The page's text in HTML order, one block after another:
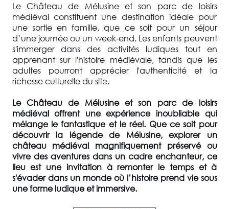
Le Château de Mélusine et son parc de loisirs
médiéval constituent une destination idéale pour
une sortie en famille, que ce soit pour un séjour
d’une journée ou un week-end. Les enfants peuvent
s'immerger dans des activités ludiques tout en
apprenant sur l'histoire médiévale, tandis que les
adultes pourront apprécier l'authenticité et la
richesse culturelle du site.
Le Château de Mélusine et son parc de loisirs
médiéval offrent une expérience inoubliable qui
mélange le fantastique et le réel. Que ce soit pour
découvrir la légende de Mélusine, explorer un
château médiéval magnifiquement préservé ou
vivre des aventures dans un cadre enchanteur, ce
lieu est une invitation à remonter le temps et à
s'évader dans un monde où l’histoire prend vie sous
une forme ludique et immersive.